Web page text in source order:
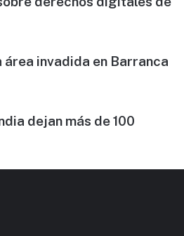
invadida en Barranca
dejan más de 100